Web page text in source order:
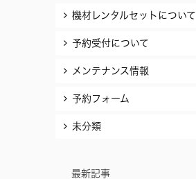
機材レンタルセットについて
予約受付について
メンテナンス情報
予約フォーム
未分類
最新記事